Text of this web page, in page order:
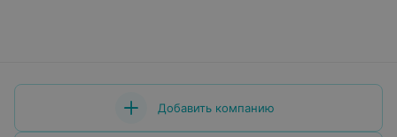
Добавить компанию